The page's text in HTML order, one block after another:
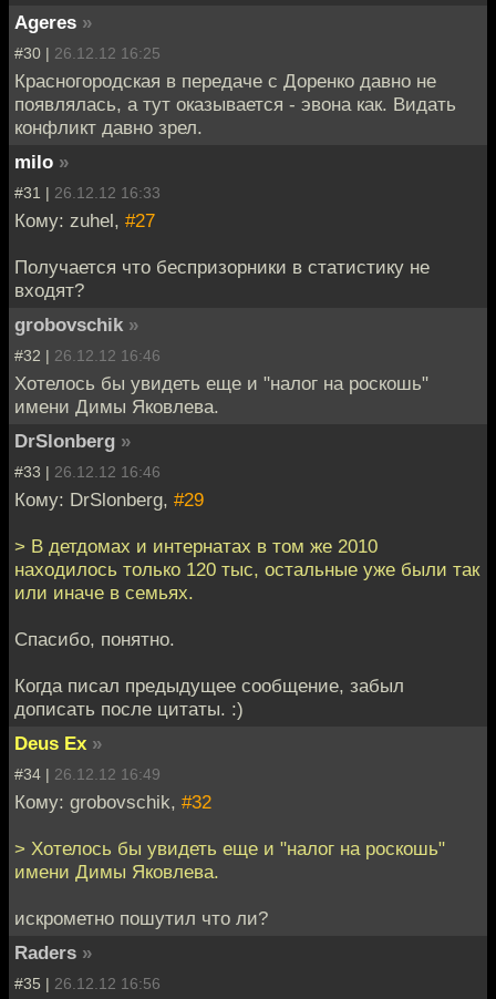
Ageres »
#30 | 26.12.12 16:25
Красногородская в передаче с Доренко давно не
появлялась, а тут оказывается - эвона как. Видать
конфликт давно зрел.
milo »
#31 | 26.12.12 16:33
Кому: zuhel, #27
Получается что беспризорники в статистику не
входят?
grobovschik »
#32 | 26.12.12 16:46
Хотелось бы увидеть еще и "налог на роскошь"
имени Димы Яковлева.
DrSlonberg »
#33 | 26.12.12 16:46
Кому: DrSlonberg, #29
> В детдомах и интернатах в том же 2010
находилось только 120 тыс, остальные уже были так
или иначе в семьях.
Спасибо, понятно.
Когда писал предыдущее сообщение, забыл
дописать после цитаты. :)
Deus Ex »
#34 | 26.12.12 16:49
Кому: grobovschik, #32
> Хотелось бы увидеть еще и "налог на роскошь"
имени Димы Яковлева.
искрометно пошутил что ли?
Raders »
#35 | 26.12.12 16:56